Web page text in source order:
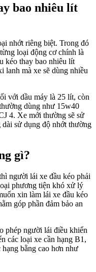
bao nhiêu lít
nhớt riêng biệt. Trong đó
loại động cơ chính là
kéo thay bao nhiêu lít
lanh mà xe sẽ dùng nhiều
với dầu máy là 25 lít, còn
dùng như 15w40
4. Xe mới thường sẽ sử
sử dụng độ nhớt thường
gì?
người lái xe đầu kéo phải
phương tiện khó xử lý
xin làm lái xe đầu kéo
góp phần đảm bảo an
phép người lái điều khiển
các loại xe cần hạng B1,
bằng cao hơn như